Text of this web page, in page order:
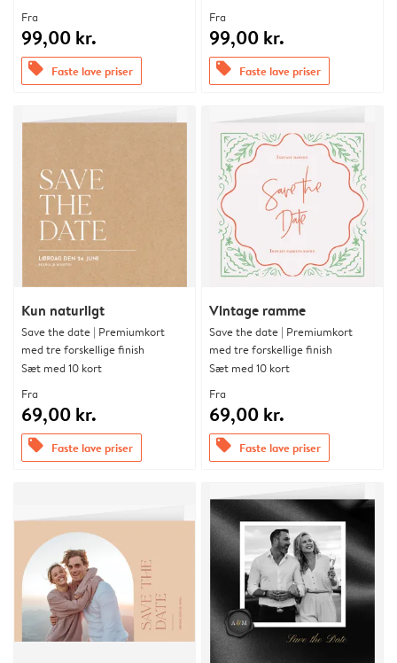
Fra
99,00 kr.
offers Faste lave priser
Fra
99,00 kr.
offers Faste lave priser
Kun naturligt
Save the date | Premiumkort
med tre forskellige finish
Sæt med 10 kort
Fra
69,00 kr.
offers Faste lave priser
Vintage ramme
Save the date | Premiumkort
med tre forskellige finish
Sæt med 10 kort
Fra
69,00 kr.
offers Faste lave priser